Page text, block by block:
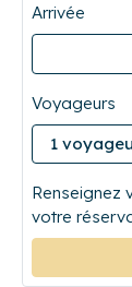
Arrivée
Voyageurs
Renseignez
votre